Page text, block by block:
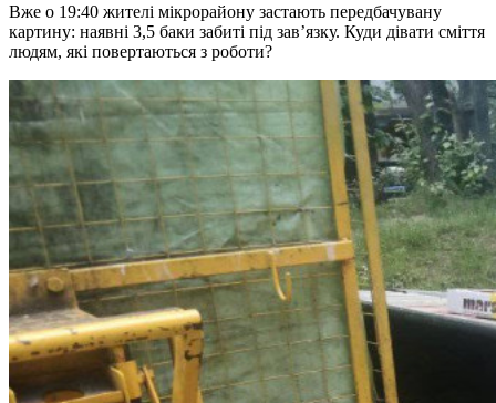
Вже о 19:40 жителі мікрорайону застають передбачувану
картину: наявні 3,5 баки забиті під зав’язку. Куди дівати сміття
людям, які повертаються з роботи?